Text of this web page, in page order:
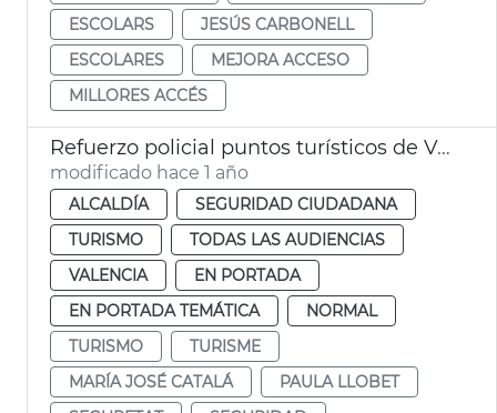
ESCOLARS
JESÚS CARBONELL
ESCOLARES
MEJORA ACCESO
MILLORES ACCÉS
Refuerzo policial puntos turísticos de València
modificado hace 1 año
ALCALDÍA
SEGURIDAD CIUDADANA
TURISMO
TODAS LAS AUDIENCIAS
VALENCIA
EN PORTADA
EN PORTADA TEMÁTICA
NORMAL
TURISMO
TURISME
MARÍA JOSÉ CATALÁ
PAULA LLOBET